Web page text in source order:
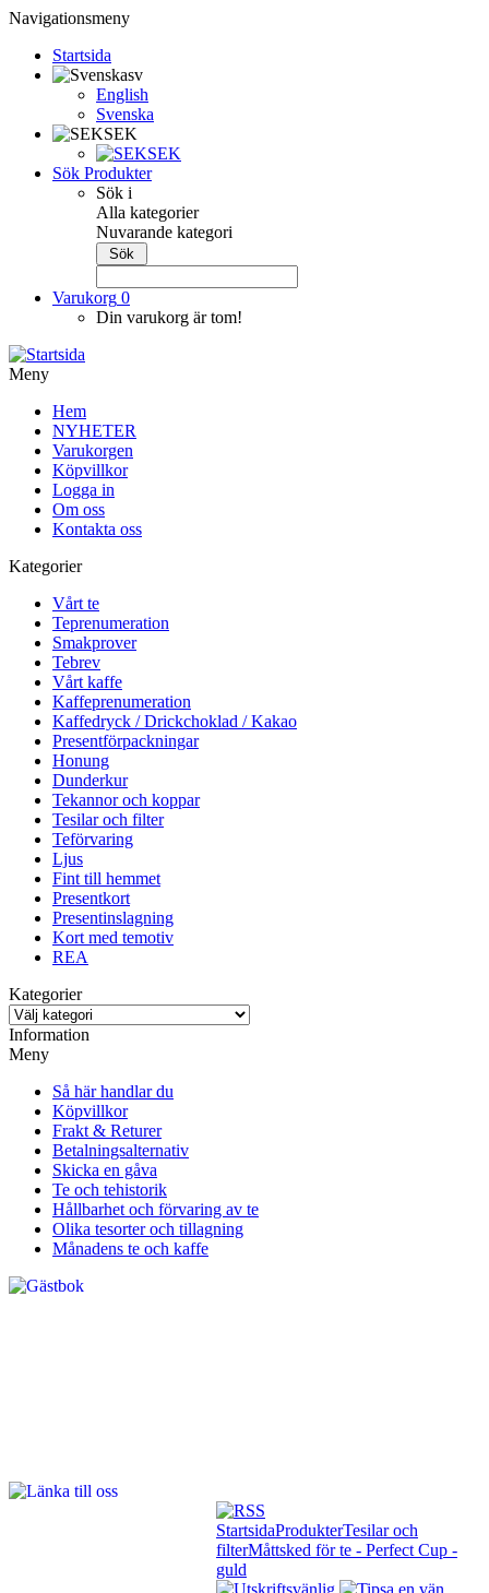
Navigationsmeny
Startsida
sv
English
Svenska
SEK
SEK
Sök Produkter
Sök i
Alla kategorier
Nuvarande kategori
Varukorg 0
Din varukorg är tom!
Meny
Hem
NYHETER
Varukorgen
Köpvillkor
Logga in
Om oss
Kontakta oss
Kategorier
Vårt te
Teprenumeration
Smakprover
Tebrev
Vårt kaffe
Kaffeprenumeration
Kaffedryck / Drickchoklad / Kakao
Presentförpackningar
Honung
Dunderkur
Tekannor och koppar
Tesilar och filter
Teförvaring
Ljus
Fint till hemmet
Presentkort
Presentinslagning
Kort med temotiv
REA
Kategorier
Information
Meny
Så här handlar du
Köpvillkor
Frakt & Returer
Betalningsalternativ
Skicka en gåva
Te och tehistorik
Hållbarhet och förvaring av te
Olika tesorter och tillagning
Månadens te och kaffe
StartsidaProdukterTesilar och
filterMåttsked för te - Perfect Cup -
guld